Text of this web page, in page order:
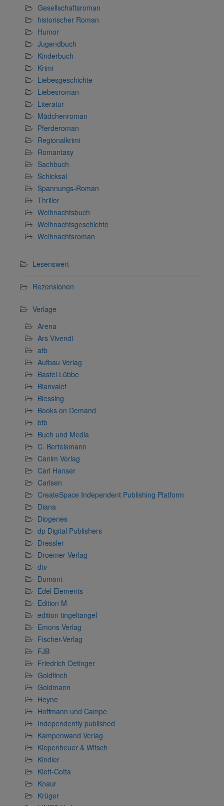
Gesellschaftsroman
historischer Roman
Humor
Jugendbuch
Kinderbuch
Krimi
Liebesgeschichte
Liebesroman
Literatur
Mädchenroman
Pferderoman
Regionalkrimi
Romantasy
Sachbuch
Schicksal
Spannungs-Roman
Thriller
Weihnachtsbuch
Weihnachtsgeschichte
Weihnachtsroman
Lesenswert
Rezensionen
Verlage
Arena
Ars Vivendi
atb
Aufbau Verlag
Bastei Lübbe
Blanvalet
Blessing
Books on Demand
btb
Buch und Media
C. Bertelsmann
Canim Verlag
Carl Hanser
Carlsen
CreateSpace Independent Publishing Platform
Diana
Diogenes
dp Digital Publishers
Dressler
Droemer Verlag
dtv
Dumont
Edel Elements
Edition M
edition tingeltangel
Emons Verlag
Fischer-Verlag
FJB
Friedrich Oetinger
Goldfinch
Goldmann
Heyne
Hoffmann und Campe
Independently published
Kampenwand Verlag
Kiepenheuer & Witsch
Kindler
Klett-Cotta
Knaur
Krüger